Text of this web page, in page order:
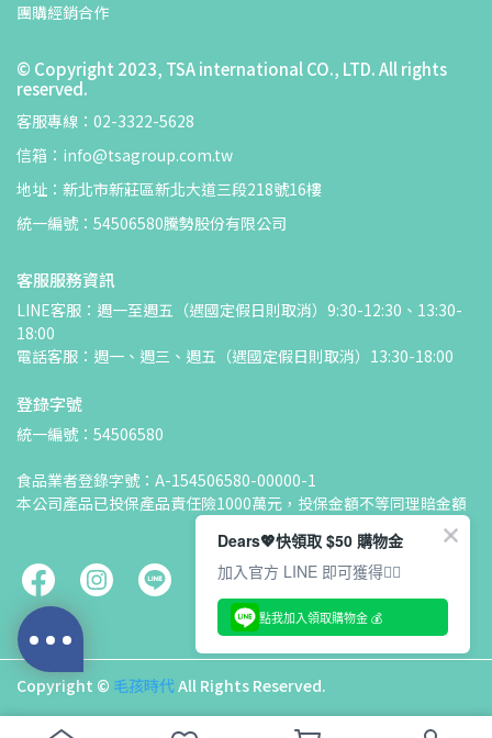
團購經銷合作
© Copyright 2023, TSA international CO., LTD. All rights
reserved.
客服專線：02-3322-5628
信箱：info@tsagroup.com.tw
地址：新北市新莊區新北大道三段218號16樓
統一編號：54506580騰勢股份有限公司
客服服務資訊
LINE客服：週一至週五（遇國定假日則取消）9:30-12:30、13:30-
18:00
電話客服：週一、週三、週五（遇國定假日則取消）13:30-18:00
登錄字號
統一編號：54506580
食品業者登錄字號：A-154506580-00000-1
本公司產品已投保產品責任險1000萬元，投保金額不等同理賠金額
Copyright © 毛孩時代All Rights Reserved.
Dears💖快領取 $50 購物金
加入官方 LINE 即可獲得👇🏻
點我加入領取購物金 💰